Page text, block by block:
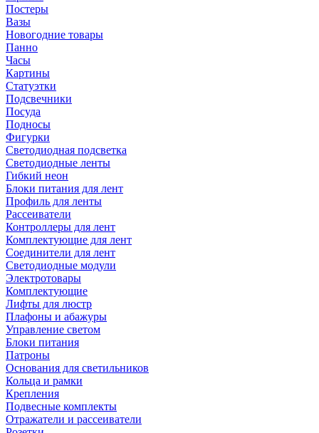
Постеры
Вазы
Новогодние товары
Панно
Часы
Картины
Статуэтки
Подсвечники
Посуда
Подносы
Фигурки
Светодиодная подсветка
Светодиодные ленты
Гибкий неон
Блоки питания для лент
Профиль для ленты
Рассеиватели
Контроллеры для лент
Комплектующие для лент
Соединители для лент
Светодиодные модули
Электротовары
Комплектующие
Лифты для люстр
Плафоны и абажуры
Управление светом
Блоки питания
Патроны
Основания для светильников
Кольца и рамки
Крепления
Подвесные комплекты
Отражатели и рассеиватели